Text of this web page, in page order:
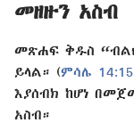
መዘዙን አስብ
መጽሐፍ ቅዱስ
ይላል። (ምሳሌ 14:15
እያሰብክ ከሆነ
አስብ።